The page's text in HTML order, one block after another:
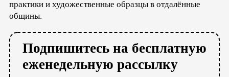
практики и художественные образцы в отдалённые
общины.
Подпишитесь на бесплатную
еженедельную рассылку